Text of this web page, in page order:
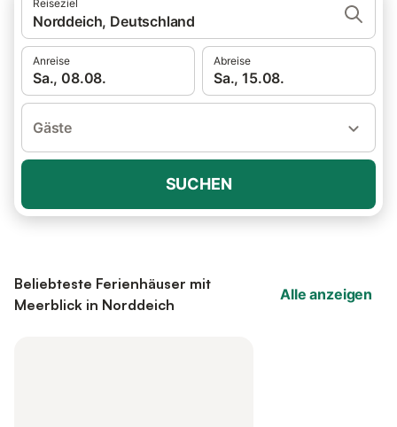
Reiseziel
Norddeich, Deutschland
Anreise
Sa., 08.08.
Abreise
Sa., 15.08.
Gäste
SUCHEN
Beliebteste Ferienhäuser mit
Meerblick in Norddeich
Alle anzeigen